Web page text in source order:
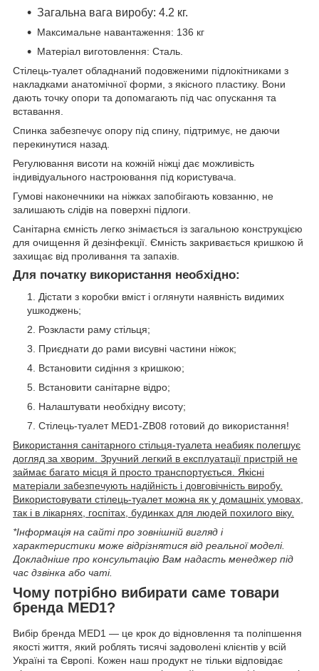
Загальна вага виробу: 4.2 кг.
Максимальне навантаження: 136 кг
Матеріал виготовлення: Сталь.
Стілець-туалет обладнаний подовженими підлокітниками з
накладками анатомічної форми, з якісного пластику. Вони
дають точку опори та допомагають під час опускання та
вставання.
Спинка забезпечує опору під спину, підтримує, не даючи
перекинутися назад.
Регулювання висоти на кожній ніжці дає можливість
індивідуального настроювання під користувача.
Гумові наконечники на ніжках запобігають ковзанню, не
залишають слідів на поверхні підлоги.
Санітарна ємність легко знімається із загальною конструкцією
для очищення й дезінфекції. Ємність закривається кришкою й
захищає від проливання та запахів.
Для початку використання необхідно:
Дістати з коробки вміст і оглянути наявність видимих
ушкоджень;
Розкласти раму стільця;
Приєднати до рами висувні частини ніжок;
Встановити сидіння з кришкою;
Встановити санітарне відро;
Налаштувати необхідну висоту;
Стілець-туалет MED1-ZB08 готовий до використання!
Використання санітарного стільця-туалета неабияк полегшує
догляд за хворим. Зручний легкий в експлуатації пристрій не
займає багато місця й просто транспортується. Якісні
матеріали забезпечують надійність і довговічність виробу.
Використовувати стілець-туалет можна як у домашніх умовах,
так і в лікарнях, госпітах, будинках для людей похилого віку.
*Інформація на сайті про зовнішній вигляд і
характеристики може відрізнятися від реальної моделі.
Докладніше про консультацію Вам надасть менеджер під
час дзвінка або чаті.
Чому потрібно вибирати саме товари
бренда MED1?
Вибір бренда MED1 — це крок до відновлення та поліпшення
якості життя, який роблять тисячі задоволені клієнтів у всій
Україні та Європі. Кожен наш продукт не тільки відповідає